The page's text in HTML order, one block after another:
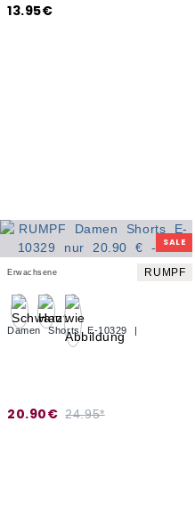
13.95€
SALE
Erwachsene RUMPF
Damen Shorts E-10329 |
20.90€ 24.95*